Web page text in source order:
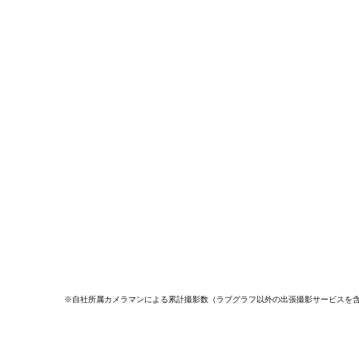
※自社所属カメラマンによる累計撮影数（ラブグラフ以外の出張撮影サービスを